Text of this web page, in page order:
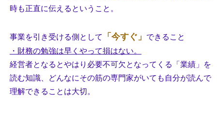
時も正直に伝えるということ。
事業を引き受ける側として 「今すぐ」
できること
・財務の勉強は早くやって損はない。
経営者となるとやはり必要不可欠となってくる「業績」を
読む知識、どんなにその筋の専門家がいても自分が読んで
理解できることは大切。